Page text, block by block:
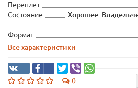
Переплет
Состояние
Хорошее.
Формат
Все характеристики
0